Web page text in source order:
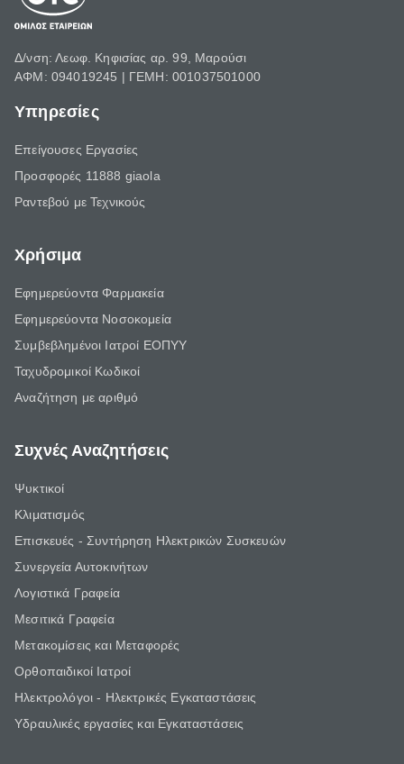
Δ/νση: Λεωφ. Κηφισίας αρ. 99, Μαρούσι
ΑΦΜ: 094019245 | ΓΕΜΗ: 001037501000
Υπηρεσίες
Επείγουσες Εργασίες
Προσφορές 11888 giaola
Ραντεβού με Τεχνικούς
Χρήσιμα
Εφημερεύοντα Φαρμακεία
Εφημερεύοντα Νοσοκομεία
Συμβεβλημένοι Ιατροί ΕΟΠΥΥ
Ταχυδρομικοί Κωδικοί
Αναζήτηση με αριθμό
Συχνές Αναζητήσεις
Ψυκτικοί
Κλιματισμός
Επισκευές - Συντήρηση Ηλεκτρικών Συσκευών
Συνεργεία Αυτοκινήτων
Λογιστικά Γραφεία
Μεσιτικά Γραφεία
Μετακομίσεις και Μεταφορές
Ορθοπαιδικοί Ιατροί
Ηλεκτρολόγοι - Ηλεκτρικές Εγκαταστάσεις
Υδραυλικές εργασίες και Εγκαταστάσεις